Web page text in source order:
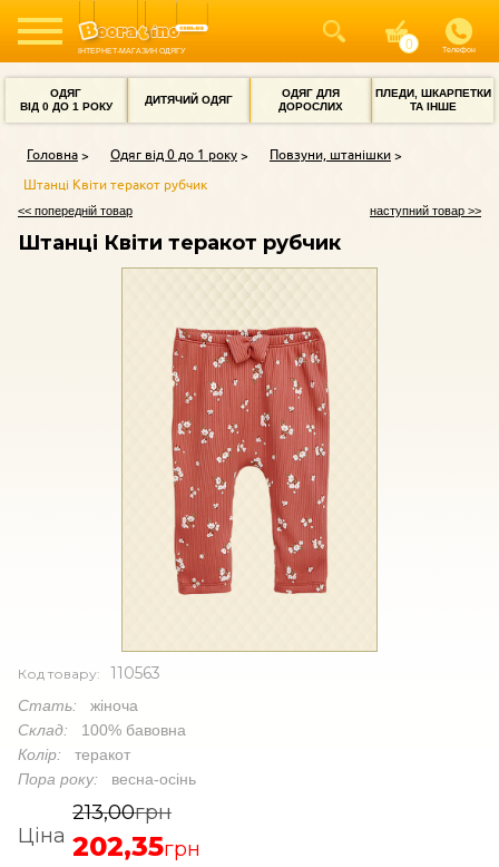
ІНТЕРНЕТ-МАГАЗИН ОДЯГУ Телефон
ОДЯГ
ВІД 0 ДО 1 РОКУ
ДИТЯЧИЙ ОДЯГ
ОДЯГ ДЛЯ
ДОРОСЛИХ
ПЛЕДИ, ШКАРПЕТКИ
ТА ІНШЕ
Головна Одяг від 0 до 1 року
Повзуни, штанішки
Штанці Квіти теракот рубчик
<< попередній товар наступний товар >>
Штанці Квіти теракот рубчик
Код товару: 110563
Стать: жіноча
Склад: 100% бавовна
Колір: теракот
Пора року: весна-осінь
Ціна
213,00грн
202,35грн